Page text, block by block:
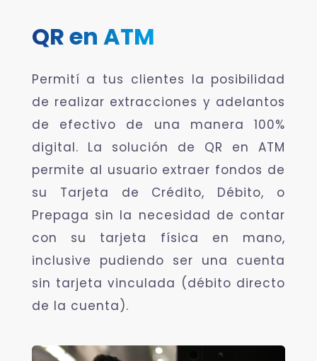
QR en ATM
Permití a tus clientes la posibilidad
de realizar extracciones y adelantos
de efectivo de una manera 100%
digital. La solución de QR en ATM
permite al usuario extraer fondos de
su Tarjeta de Crédito, Débito, o
Prepaga sin la necesidad de contar
con su tarjeta física en mano,
inclusive pudiendo ser una cuenta
sin tarjeta vinculada (débito directo
de la cuenta).